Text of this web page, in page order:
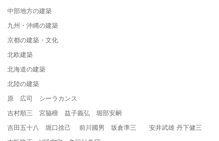
中部地方の建築
九州・沖縄の建築
京都の建築・文化
北欧建築
北海道の建築
北陸の建築
原 広司 シーラカンス
吉村順三 宮脇檀 益子義弘 堀部安嗣
吉田五十八 堀口捨己 前川國男 坂倉準三 安井武雄 丹下健三